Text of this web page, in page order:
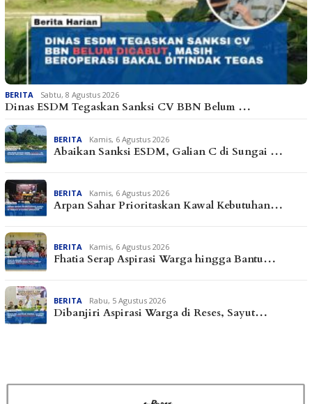
BERITA Sabtu, 8 Agustus 2026
Dinas ESDM Tegaskan Sanksi CV BBN Belum …
BERITA Kamis, 6 Agustus 2026
Abaikan Sanksi ESDM, Galian C di Sungai …
BERITA Kamis, 6 Agustus 2026
Arpan Sahar Prioritaskan Kawal Kebutuhan…
BERITA Kamis, 6 Agustus 2026
Fhatia Serap Aspirasi Warga hingga Bantu…
BERITA Rabu, 5 Agustus 2026
Dibanjiri Aspirasi Warga di Reses, Sayut…